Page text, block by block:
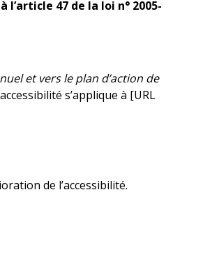
47 de la loi n° 2005-
et vers le plan d’action de
s’applique à [URL
de l’accessibilité.